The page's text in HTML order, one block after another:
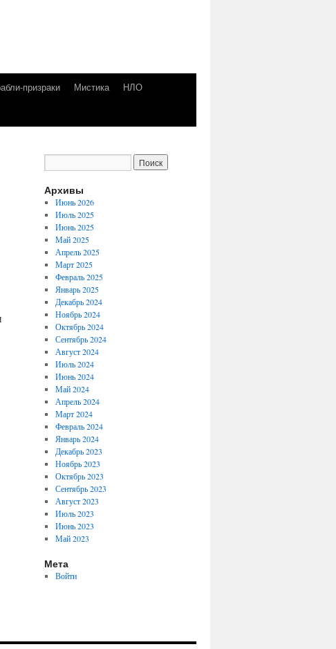
призраки Мистика
НЛО
Архивы
Июнь 2026
Июль 2025
Июнь 2025
Май 2025
Апрель 2025
Март 2025
Февраль 2025
Январь 2025
Декабрь 2024
Ноябрь 2024
Октябрь 2024
Сентябрь 2024
Август 2024
Июль 2024
Июнь 2024
Май 2024
Апрель 2024
Март 2024
Февраль 2024
Январь 2024
Декабрь 2023
Ноябрь 2023
Октябрь 2023
Сентябрь 2023
Август 2023
Июль 2023
Июнь 2023
Май 2023
Мета
Войти